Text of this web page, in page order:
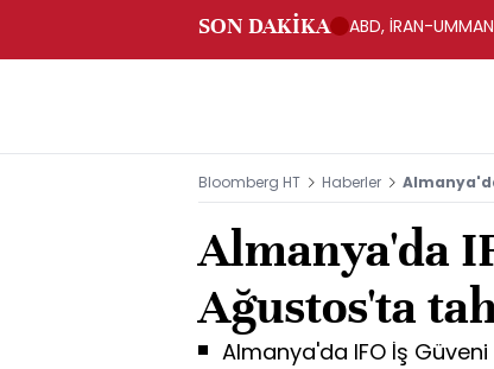
SON DAKİKA ABD, İRAN-
Bloomberg HT Haberler
Almanya'da
Ağustos'ta
Almanya'da IFO İş Güveni